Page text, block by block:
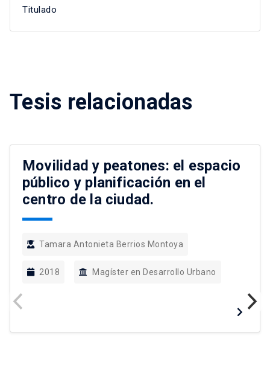
Titulado
Tesis relacionadas
Movilidad y peatones: el espacio
público y planificación en el
centro de la ciudad.
Tamara Antonieta Berrios Montoya
2018 Magíster en Desarrollo Urbano